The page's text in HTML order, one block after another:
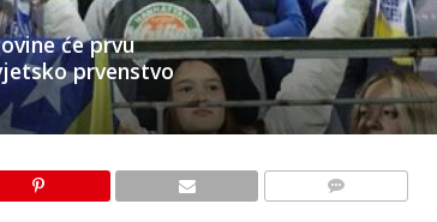
će prvu
prvenstvo